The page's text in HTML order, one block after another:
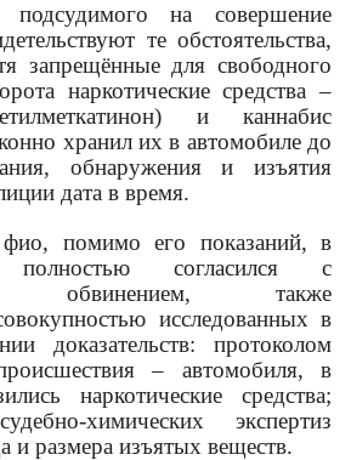
на совершение
те обстоятельства,
запрещённые для свободного
наркотические средства –
и каннабис
хранил их в автомобиле до
обнаружения и изъятия
дата в время.
фио, помимо его показаний, в
согласился с
обвинением, также
исследованных в
доказательств: протоколом
– автомобиля, в
наркотические средства;
химических экспертиз
и размера изъятых веществ.